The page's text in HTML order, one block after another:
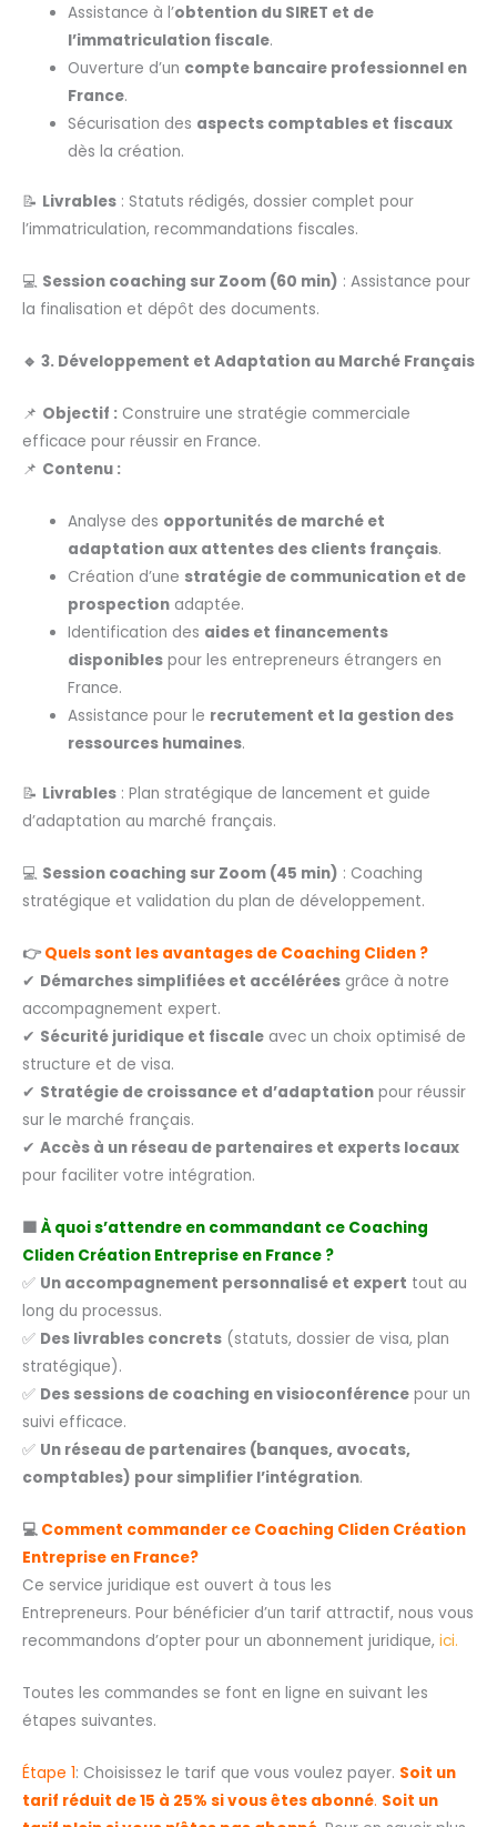
Assistance à l’obtention du SIRET et de
l’immatriculation fiscale.
Ouverture d’un compte bancaire professionnel en
France.
Sécurisation des aspects comptables et fiscaux
dès la création.
📝 Livrables : Statuts rédigés, dossier complet pour
l’immatriculation, recommandations fiscales.
💻 Session coaching sur Zoom (60 min) : Assistance pour
la finalisation et dépôt des documents.
🔹 3. Développement et Adaptation au Marché Français
📌 Objectif : Construire une stratégie commerciale
efficace pour réussir en France.
📌 Contenu :
Analyse des opportunités de marché et
adaptation aux attentes des clients français.
Création d’une stratégie de communication et de
prospection adaptée.
Identification des aides et financements
disponibles pour les entrepreneurs étrangers en
France.
Assistance pour le recrutement et la gestion des
ressources humaines.
📝 Livrables : Plan stratégique de lancement et guide
d’adaptation au marché français.
💻 Session coaching sur Zoom (45 min) : Coaching
stratégique et validation du plan de développement.
👉 Quels sont les avantages de Coaching Cliden ?
✔ Démarches simplifiées et accélérées grâce à notre
accompagnement expert.
✔ Sécurité juridique et fiscale avec un choix optimisé de
structure et de visa.
✔ Stratégie de croissance et d’adaptation pour réussir
sur le marché français.
✔ Accès à un réseau de partenaires et experts locaux
pour faciliter votre intégration.
🟧 À quoi s’attendre en commandant ce Coaching
Cliden Création Entreprise en France ?
✅ Un accompagnement personnalisé et expert tout au
long du processus.
✅ Des livrables concrets (statuts, dossier de visa, plan
stratégique).
✅ Des sessions de coaching en visioconférence pour un
suivi efficace.
✅ Un réseau de partenaires (banques, avocats,
comptables) pour simplifier l’intégration.
💻 Comment commander ce Coaching Cliden Création
Entreprise en France?
Ce service juridique est ouvert à tous les
Entrepreneurs. Pour bénéficier d’un tarif attractif, nous vous
recommandons d’opter pour un abonnement juridique, ici.
Toutes les commandes se font en ligne en suivant les
étapes suivantes.
Étape 1: Choisissez le tarif que vous voulez payer. Soit un
tarif réduit de 15 à 25% si vous êtes abonné. Soit un